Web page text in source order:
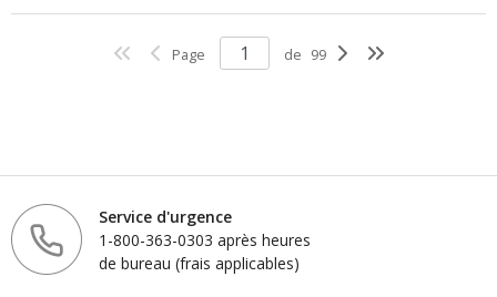
Page de 99
Service d'urgence
1-800-363-0303 après heures
de bureau (frais applicables)